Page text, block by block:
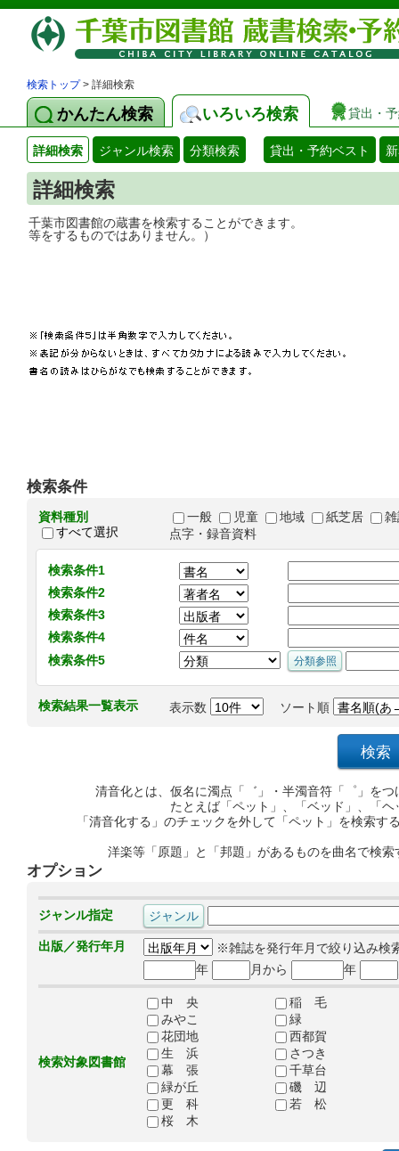
検索トップ> 詳細検索
かんたん検索 いろいろ検索 貸出・
詳細検索 ジャンル検索 分類検索 貸出・予約ベスト
詳細検索
千葉市図書館の蔵書を検索することがで
等をするものではありません。）
検索条件
資料種別
すべて選択
一般 児童 地域 紙芝居
点字・録音資料
検索条件1
検索条件2
検索条件3
検索条件4
検索条件5
検索結果一覧表示 表示数 ソート順
清音化とは、仮名に濁点「゛」・半濁音符「゜」を
たとえば「ペット」、「ベッド」、「
「清音化する」のチェックを外して「ペット」を検索
洋楽等「原題」と「邦題」があるものを曲名で検
オプション
ジャンル指定
出版／発行年月
※雑誌を発行年月で絞り込み検
年
月から 年
検索対象図書館
中 央
稲 毛
みやこ
緑
花団地
西都賀
生 浜
さつき
幕 張
千草台
緑が丘
磯 辺
更 科
若 松
桜 木